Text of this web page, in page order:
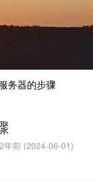
务器的步骤
2年前 (2024-06-01)